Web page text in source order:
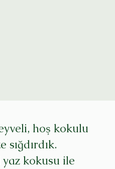
hoş kokulu
kokusu ile